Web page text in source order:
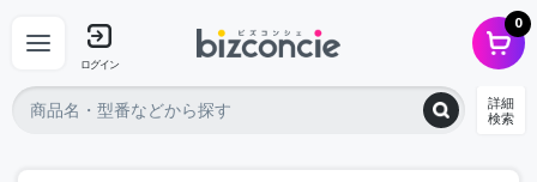
ログイン
0
詳細
検索